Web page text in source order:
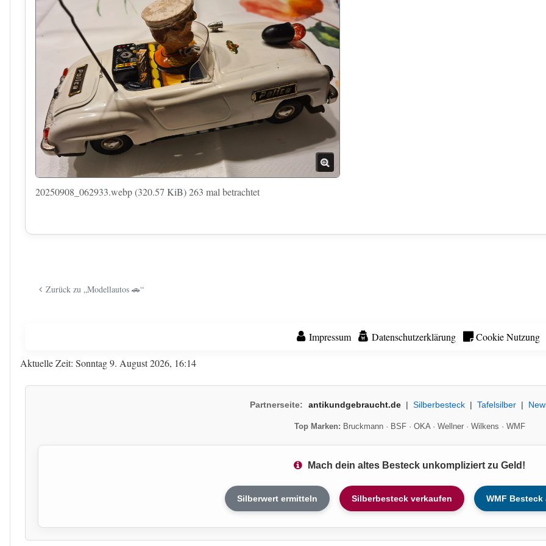
20250908_062933.webp (320.57 KiB) 263 mal betrachtet
Zurück zu „Modellautos 🚗“
Impressum Datenschutzerklärung Cookie Nutzung
Aktuelle Zeit: Sonntag 9. August 2026, 16:14
Partnerseite: antikundgebraucht.de | Silberbesteck | Tafelsilber |
Top Marken: Bruckmann· BSF· OKA· Wellner· Wilkens · WMF
Mach dein altes Besteck unkompliziert zu Geld!
Silberwert ermitteln Silberbesteck verkaufen WMF Besteck